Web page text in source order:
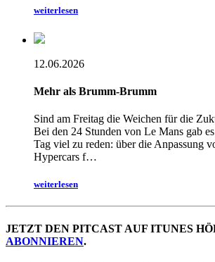
weiterlesen
12.06.2026
Mehr als Brumm-Brumm
Sind am Freitag die Weichen für die
Bei den 24 Stunden von Le Mans gab
Tag viel zu reden: über die Anpassung
Hypercars f…
weiterlesen
JETZT DEN PITCAST AUF ITUNES
ABONNIEREN.